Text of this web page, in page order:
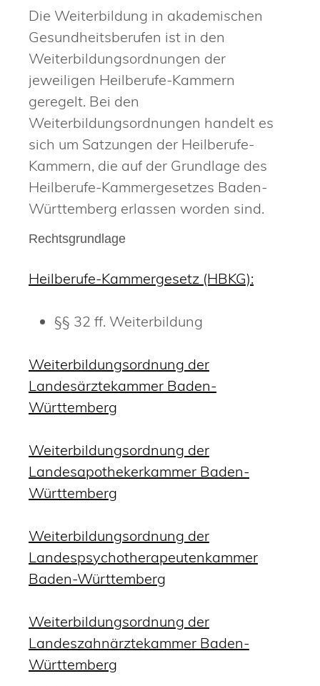
Die Weiterbildung in akademischen
Gesundheitsberufen ist in den
Weiterbildungsordnungen der
jeweiligen Heilberufe-Kammern
geregelt. Bei den
Weiterbildungsordnungen handelt es
sich um Satzungen der Heilberufe-
Kammern, die auf der Grundlage des
Heilberufe-Kammergesetzes Baden-
Württemberg erlassen worden sind.
Rechtsgrundlage
Heilberufe-Kammergesetz (HBKG):
§§ 32 ff. Weiterbildung
Weiterbildungsordnung der
Landesärztekammer Baden-
Württemberg
Weiterbildungsordnung der
Landesapothekerkammer Baden-
Württemberg
Weiterbildungsordnung der
Landespsychotherapeutenkammer
Baden-Württemberg
Weiterbildungsordnung der
Landeszahnärztekammer Baden-
Württemberg